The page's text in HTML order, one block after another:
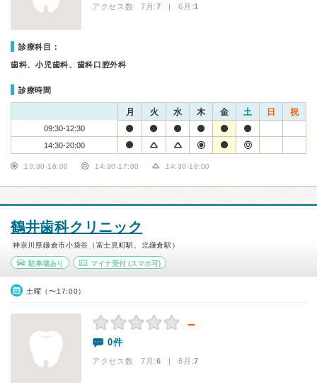
アクセス数 7月:7 | 6月:1
診療科目：
歯科、小児歯科、歯科口腔外科
診療時間
月 火 水 木 金 土 日 祝
09:30-12:30
14:30-20:00
13:30-16:00 14:30-17:00 14:30-18:00
鶴井歯科クリニック
神奈川県鎌倉市小袋谷（富士見町駅、北鎌倉駅）
駐車場あり マイナ受付(スマホ可)
土曜（〜17:00）
－
0件
アクセス数 7月:6 | 6月:7